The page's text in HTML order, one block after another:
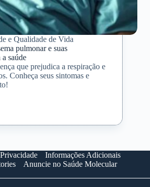
e Qualidade de Vida
pulmonar e suas
a saúde
que prejudica a respiração e
Conheça seus sintomas e
Informações Adicionais
Anuncie no Saúde Molecular